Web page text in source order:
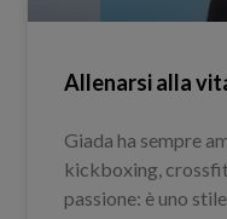
Allenarsi alla
Giada ha sempre
kickboxing,
passione: è uno